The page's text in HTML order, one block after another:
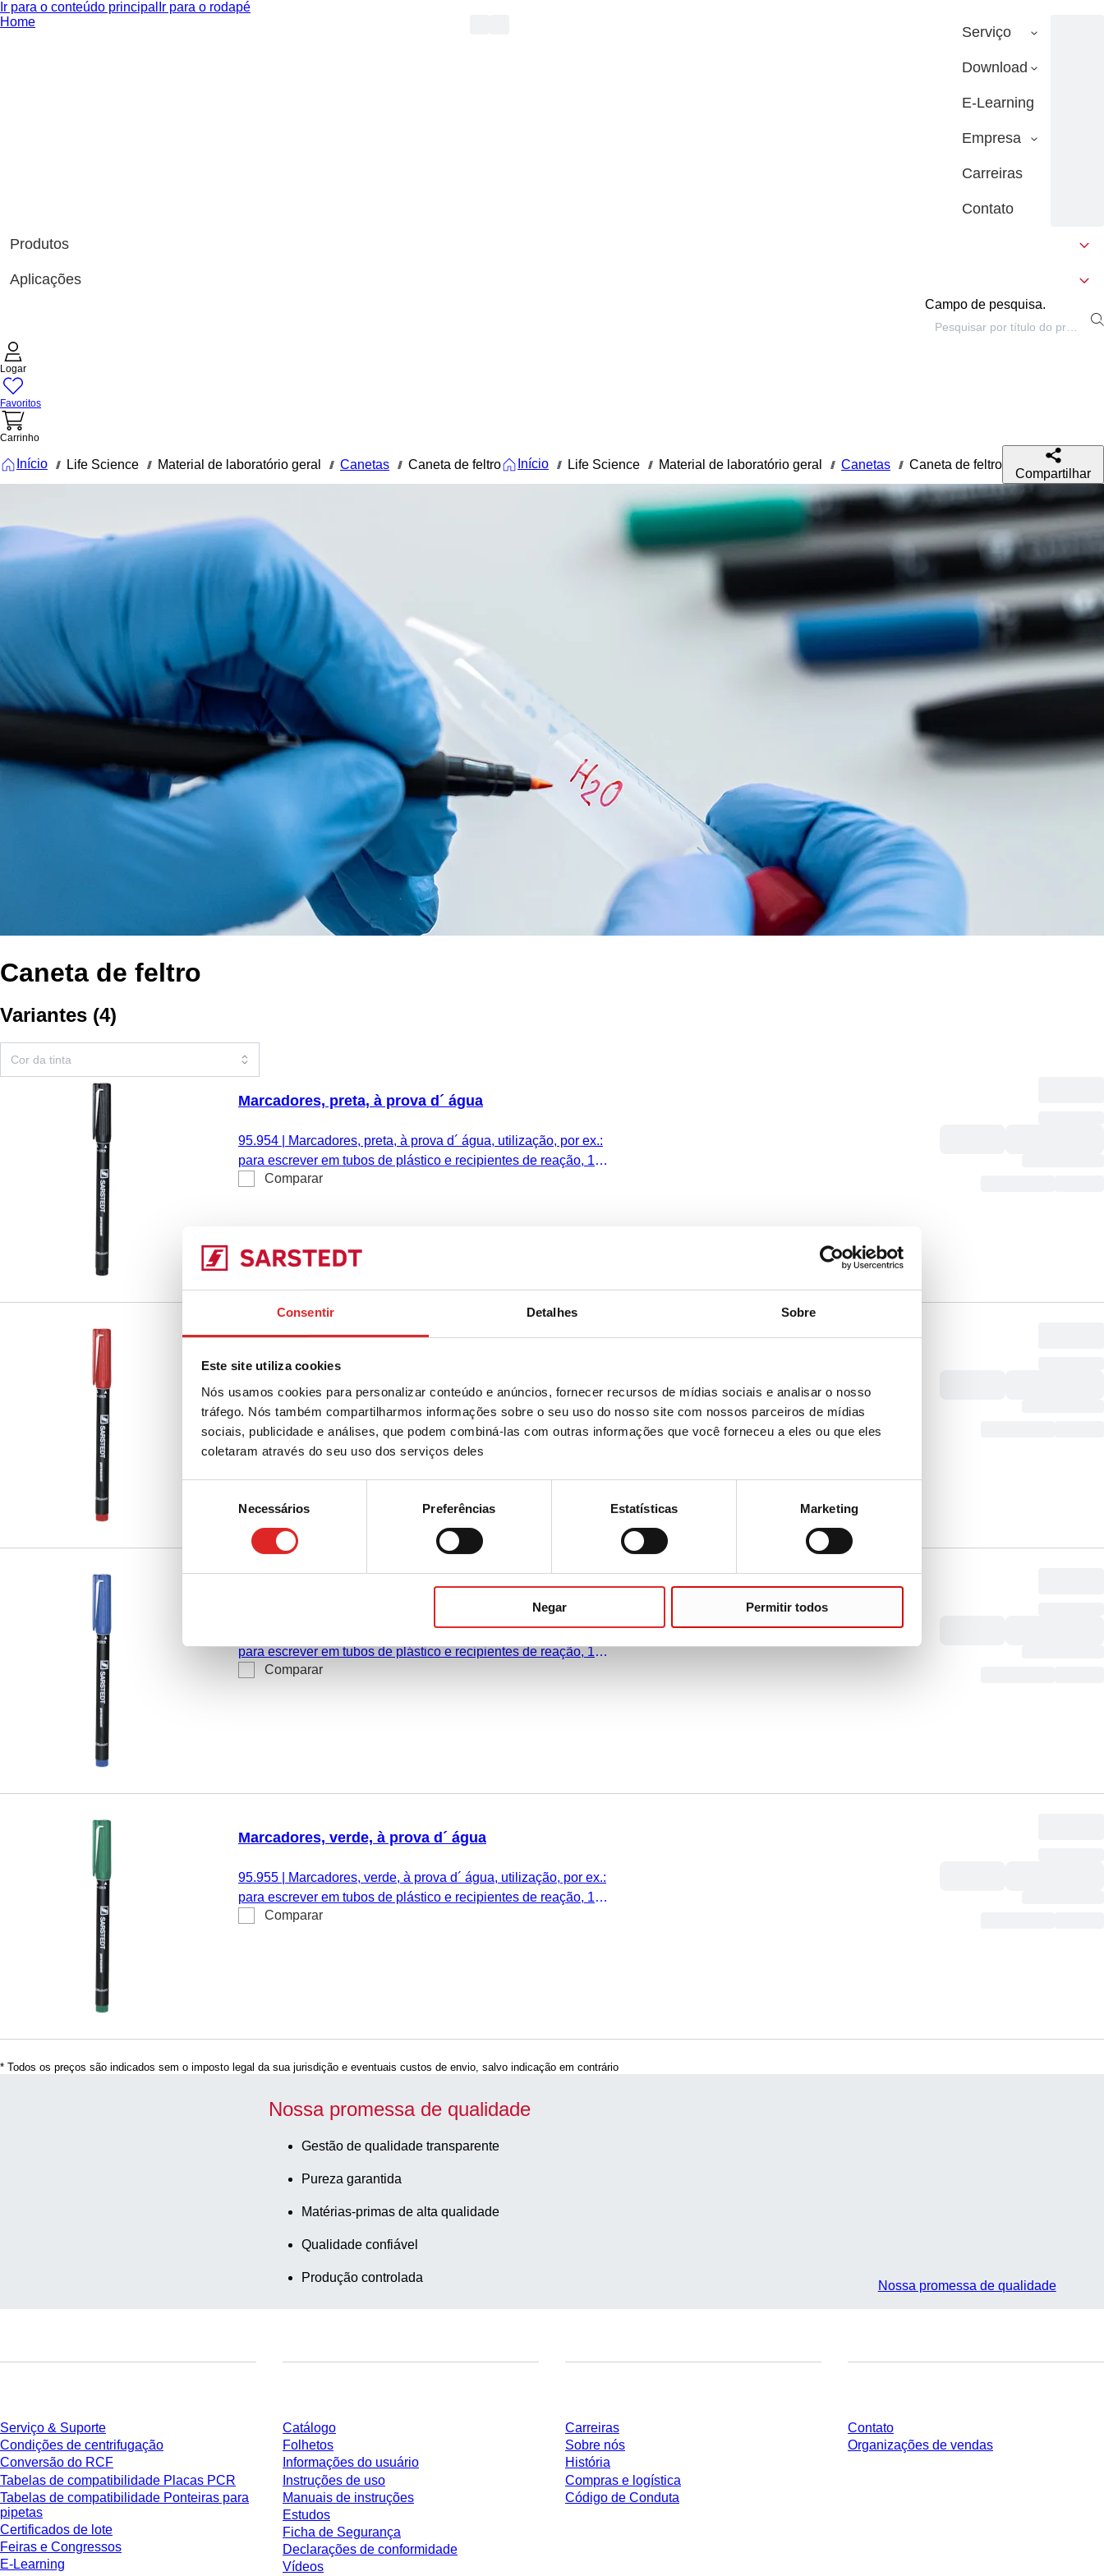
Consentir Detalhes Sobre
Este site utiliza cookies
Nós usamos cookies para personalizar conteúdo e anúncios, fornecer recursos de mídias sociais e analisar o nosso
tráfego. Nós também compartilharmos informações sobre o seu uso do nosso site com nossos parceiros de mídias
sociais, publicidade e análises, que podem combiná-las com outras informações que você forneceu a eles ou que eles
coletaram através do seu uso dos serviços deles
consentimento
Necessários Preferências Estatísticas Marketing
Negar Permitir todos
Ir para o conteúdo principal Ir para o rodapé
Home
Serviço
Download
E-Learning
Empresa
Carreiras
Contato
Produtos
Aplicações
Campo de pesquisa.
Logar
Favoritos
Carrinho
Início /// Life Science /// Material de laboratório geral /// Canetas /// Caneta de feltro Início /// Life Science /// Material de laboratório geral /// Canetas /// Caneta de feltro
Compartilhar
Caneta de feltro
Variantes (4)
Marcadores, preta, à prova d´ água
95.954
Marcadores, preta, à prova d´ água, utilização, por ex.:
para escrever em tubos de plástico e recipientes de reação, 10
unid./caixa de cartão
Comparar
Marcadores, vermelha, à prova d´ água, utilização,
por ex.: para escrever em tubos de plástico e recipientes de
reação, 10 unid./caixa de cartão
Comparar
Marcadores, azul, à prova d´ água
Marcadores, azul, à prova d´ água, utilização, por ex.:
para escrever em tubos de plástico e recipientes de reação, 10
unid./caixa de cartão
Comparar
Marcadores, verde, à prova d´ água
95.955
Marcadores, verde, à prova d´ água, utilização, por ex.:
para escrever em tubos de plástico e recipientes de reação, 10
unid./caixa de cartão
Comparar
* Todos os preços são indicados sem o imposto legal da sua jurisdição e eventuais custos de envio, salvo indicação em contrário
Nossa promessa de qualidade
Gestão de qualidade transparente
Pureza garantida
Matérias-primas de alta qualidade
Qualidade confiável
Produção controlada
Nossa promessa de qualidade
Serviço & Suporte
Condições de centrifugação
Conversão do RCF
Tabelas de compatibilidade Placas PCR
Tabelas de compatibilidade Ponteiras para
pipetas
Certificados de lote
Feiras e Congressos
E-Learning
Catálogo
Folhetos
Informações do usuário
Instruções de uso
Manuais de instruções
Estudos
Ficha de Segurança
Declarações de conformidade
Vídeos
Carreiras
Sobre nós
História
Compras e logística
Código de Conduta
Contato
Organizações de vendas